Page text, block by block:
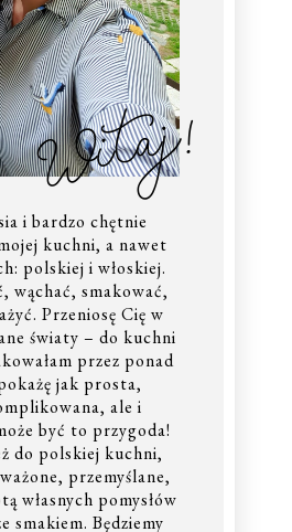
Witaj!
i bardzo chętnie
kuchni, a nawet
polskiej i włoskiej.
wąchać, smakować,
Przeniosę Cię w
światy – do kuchni
przez ponad
jak prosta,
ale i
być to przygoda!
do polskiej kuchni,
przemyślane,
własnych pomysłów
smakiem. Będziemy